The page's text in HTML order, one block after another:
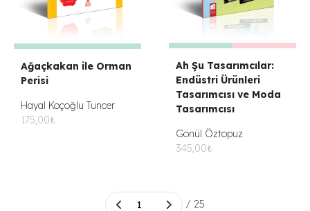
Ağaçkakan ile Orman
Perisi
Hayal Koçoğlu Tuncer
175,00₺
Ah Şu Tasarımcılar:
Endüstri Ürünleri
Tasarımcısı ve Moda
Tasarımcısı
Gönül Öztopuz
345,00₺
/ 25